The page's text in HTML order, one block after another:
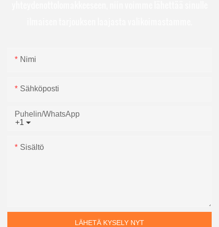
Nimi
Sähköposti
+1
Puhelin/WhatsApp
Sisältö
LÄHETÄ KYSELY NYT